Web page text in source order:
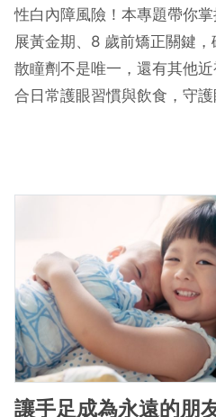
性白內障風險！本專題帶你
展黃金期、8 歲前矯正關鍵，
散瞳劑不是唯一，還有其他
合日常護眼習慣與飲食，守護
讓手足成為永遠的朋